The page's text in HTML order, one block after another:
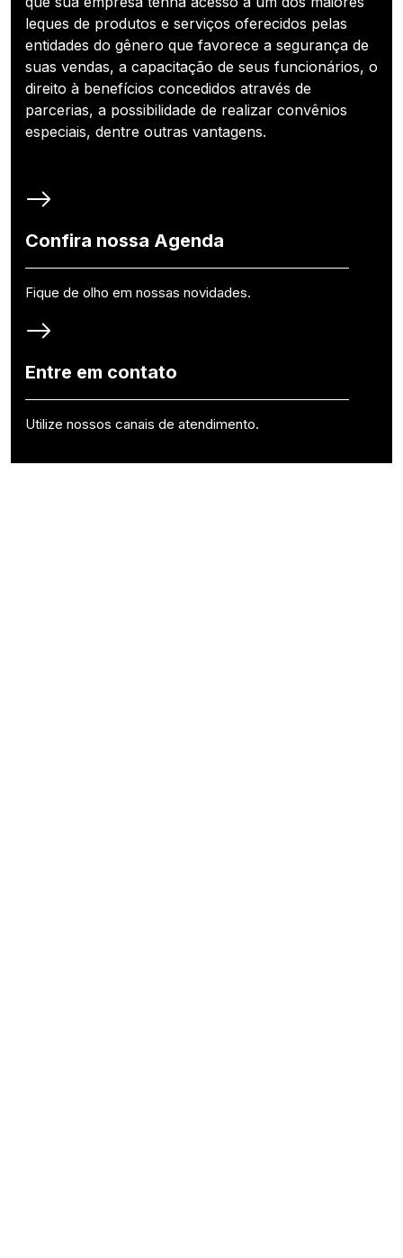
leques de produtos e serviços oferecidos pelas
entidades do gênero que favorece a segurança de
suas vendas, a capacitação de seus funcionários, o
direito à benefícios concedidos através de
parcerias, a possibilidade de realizar convênios
especiais, dentre outras vantagens.
Confira nossa Agenda
Fique de olho em nossas novidades.
Entre em contato
Utilize nossos canais de atendimento.